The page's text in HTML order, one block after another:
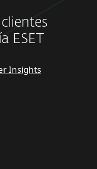
clientes
ESET
Insights